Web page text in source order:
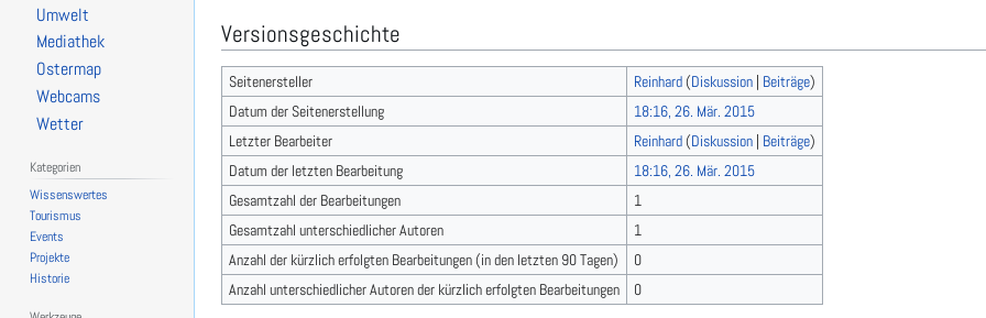
Versionsgeschichte
Seitenersteller Reinhard(Diskussion| Beiträge)
Datum der Seitenerstellung
18:16, 26. Mär. 2015
Letzter Bearbeiter
Reinhard(Diskussion| Beiträge)
Datum der letzten Bearbeitung
18:16, 26. Mär. 2015
Gesamtzahl der Bearbeitungen
1
Gesamtzahl unterschiedlicher Autoren
1
Anzahl der kürzlich erfolgten Bearbeitungen (in den letzten 90 Tagen)
0
Anzahl unterschiedlicher Autoren der kürzlich erfolgten Bearbeitungen
0
Umwelt
Mediathek
Ostermap
Webcams
Wetter
Kategorien
Wissenswertes
Tourismus
Events
Projekte
Historie